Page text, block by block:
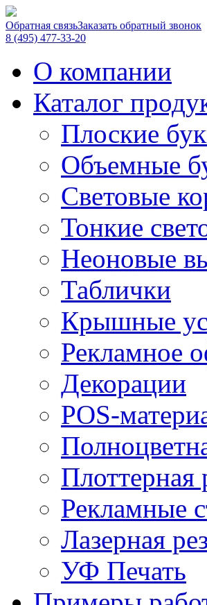
Обратная связьЗаказать обратный звонок
8 (495) 477-33-20
О компании
Каталог
Плоские
Объемные
Световые
Тонкие
Неоновые
Таблички
Крышные
Рекламное
Декорации
POS-
Плоттерная
Рекламные
Лазерная
УФ Печать